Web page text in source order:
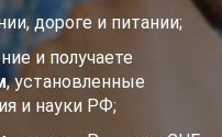
дороге и питании;
и получаете
, установленные
и науки РФ;